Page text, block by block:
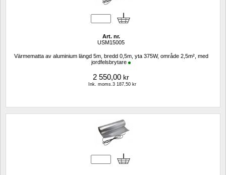
Art. nr.
USM15005
Värmematta av aluminium längd 5m, bredd 0,5m, yta 375W, område 2,5m², med
jordfelsbrytare
2 550,00 kr
Ink. moms.3 187,50 kr